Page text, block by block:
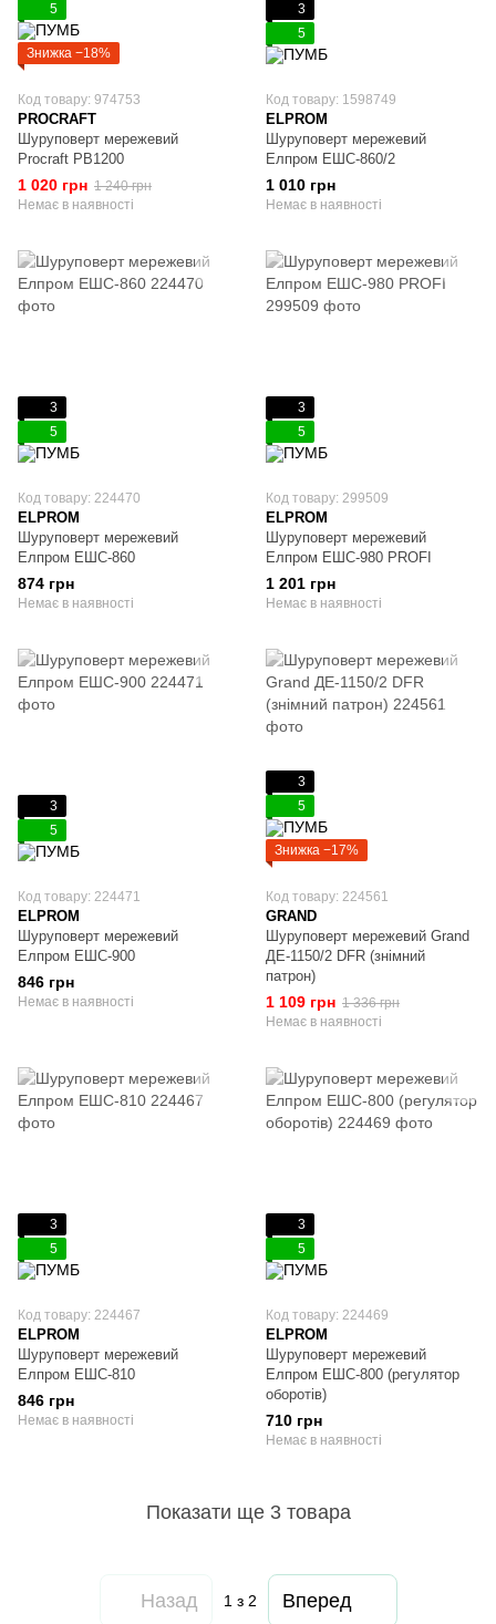
5
Знижка −18%
Код товару: 974753
PROCRAFT
Шуруповерт мережевий
Procraft PB1200
1 020 грн 1 240 грн
Немає в наявності
3
5
Код товару: 1598749
ELPROM
Шуруповерт мережевий
Елпром ЕШС-860/2
1 010 грн
Немає в наявності
3
5
Код товару: 224470
ELPROM
Шуруповерт мережевий
Елпром ЕШС-860
874 грн
Немає в наявності
3
5
Код товару: 299509
ELPROM
Шуруповерт мережевий
Елпром ЕШС-980 PROFI
1 201 грн
Немає в наявності
3
5
Код товару: 224471
ELPROM
Шуруповерт мережевий
Елпром ЕШС-900
846 грн
Немає в наявності
3
5
Знижка −17%
Код товару: 224561
GRAND
Шуруповерт мережевий Grand
ДЕ-1150/2 DFR (знімний
патрон)
1 109 грн 1 336 грн
Немає в наявності
3
5
Код товару: 224467
ELPROM
Шуруповерт мережевий
Елпром ЕШС-810
846 грн
Немає в наявності
3
5
Код товару: 224469
ELPROM
Шуруповерт мережевий
Елпром ЕШС-800 (регулятор
оборотів)
710 грн
Немає в наявності
Показати ще 3 товара
Назад 1 з 2 Вперед